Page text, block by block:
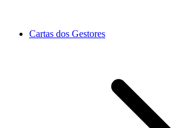
Cartas dos Gestores